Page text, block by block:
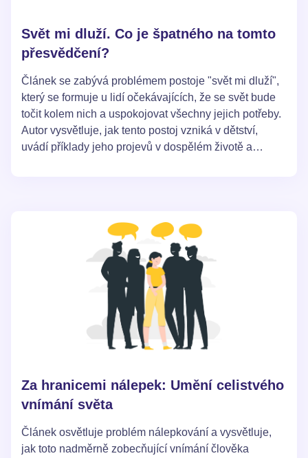
Svět mi dluží. Co je špatného na tomto
přesvědčení?
Článek se zabývá problémem postoje "svět mi dluží",
který se formuje u lidí očekávajících, že se svět bude
točit kolem nich a uspokojovat všechny jejich potřeby.
Autor vysvětluje, jak tento postoj vzniká v dětství,
uvádí příklady jeho projevů v dospělém životě a
pro nás, ale i pro ostatní lidi.
Za hranicemi nálepek: Umění celistvého
vnímání světa
Článek osvětluje problém nálepkování a vysvětluje,
jak toto nadměrně zobecňující vnímání člověka